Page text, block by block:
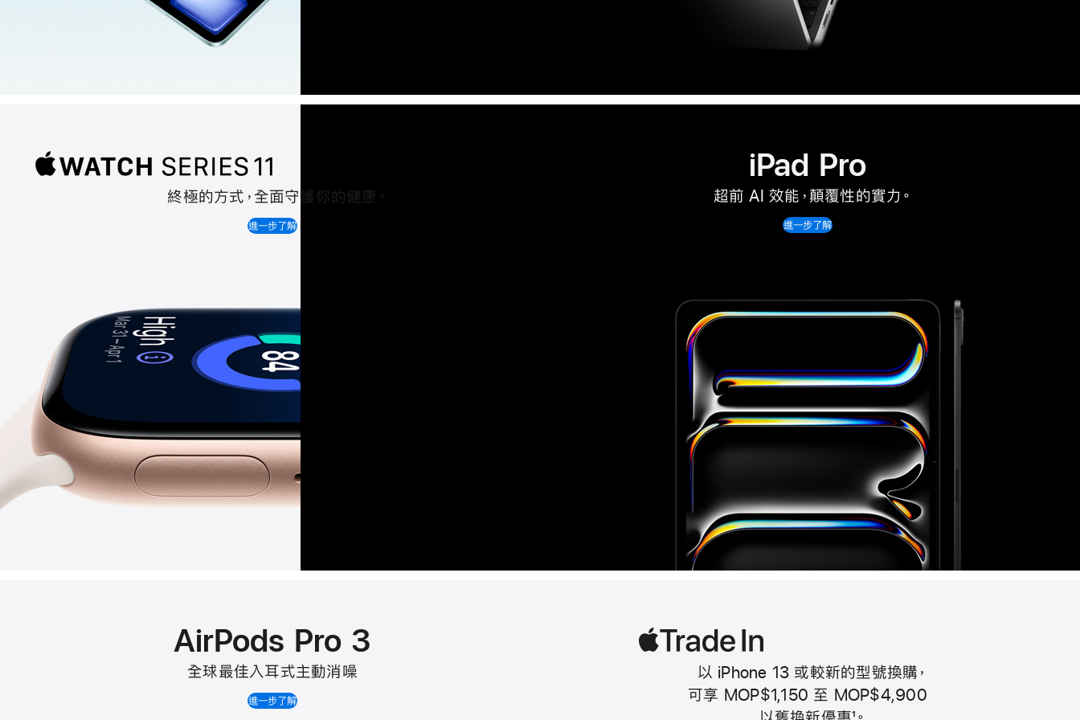
Apple
Watch
11
終極的方式 ， 全面守護你的健康 。
進一步了解
iPad Pro
超前 AI 效能，顛覆性的實力 。
進一步了解
AirPods Pro 3
全球最佳入耳式主動消噪
進一步了解
Apple
以 iPhone 13 或較新的型號換購 ，
可享 MOP$1,150 至 MOP$4,900